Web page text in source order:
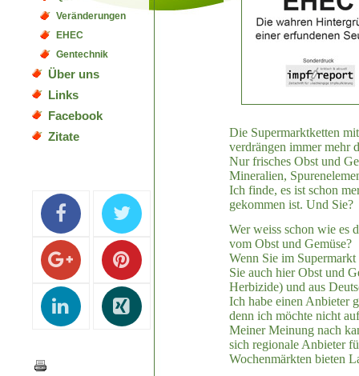
Veränderungen
EHEC
Gentechnik
Über uns
Links
Facebook
Zitate
Die Supermarktketten
verdrängen immer mehr
Nur frisches Obst und
Mineralien,
Ich finde, es ist schon
gekommen ist. Und Sie?
Wer weiss schon wie es
vom Obst und Gemüse?
Wenn Sie im
Sie auch hier Obst und
Herbizide) und aus
Ich habe einen Anbieter
denn ich möchte nicht
Meiner Meinung nach
sich regionale Anbieter
Wochenmärkten bieten